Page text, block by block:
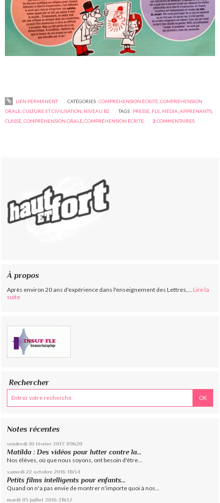
À propos
Après environ 20 ans d'expérience dans l'enseignement des Lettres,... Lire la
suite
Rechercher
Notes récentes
vendredi 10 février 2017 09h20
Matilda : Des vidéos pour lutter contre la...
Nos élèves, où que nous soyons, ont besoin d'être...
samedi 22 octobre 2016 11h54
Petits films intelligents pour enfants...
Quand on n'a pas envie de montrer n'importe quoi à nos...
mardi 05 juillet 2016 21h32
LIEN PERMANENT CATÉGORIES :COMPRÉHENSION ÉCRITE, COMPRÉHENSION
ORALE ,CULTURE ET CIVILISATION NIVEAU B2 TAGS : PRESSE FLE MÉDIA ,APPRENANTS
CLASSE ,COMPRÉHENSION ORALE ,COMPRÉHENSION ÉCRITE 3 COMMENTAIRES